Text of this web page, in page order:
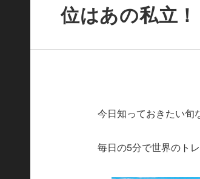
位はあの私立！
今日知っておきたい旬
毎日の5分で世界のト